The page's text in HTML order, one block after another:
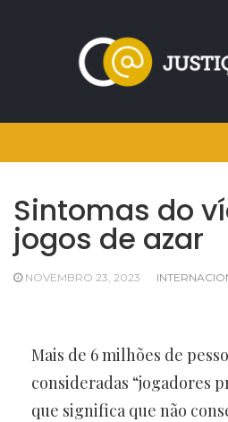
Sintomas do
jogos de azar
NOVEMBRO 23, 2023
Mais de 6 milhões de
consideradas “jogadores
que significa que não